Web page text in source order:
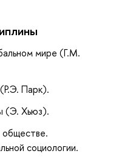
мире (Г.М.
Парк).
(Э. Хьюз).
обществе.
социологии.